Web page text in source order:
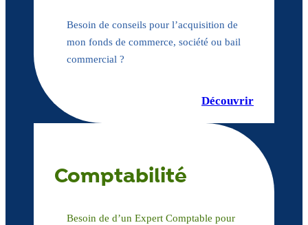
Besoin de conseils pour l’acquisition de
mon fonds de commerce, société ou bail
commercial ?
Découvrir
Comptabilité
Besoin de d’un Expert Comptable pour